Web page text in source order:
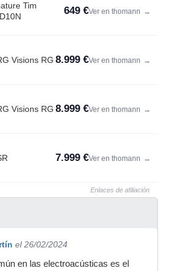
Tim
649 €Ver en thomann →
Visions RG 8.999 €Ver en thomann →
Visions RG 8.999 €Ver en thomann →
7.999 €Ver en thomann →
Enlaces de afiliación
el 26/02/2024
en las electroacústicas es el